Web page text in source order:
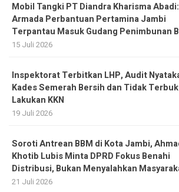
Mobil Tangki PT Diandra Kharisma Abadi:
Armada Perbantuan Pertamina Jambi
Terpantau Masuk Gudang Penimbunan
15 Juli 2026
Inspektorat Terbitkan LHP, Audit
Kades Semerah Bersih dan Tidak
Lakukan KKN
19 Juli 2026
Soroti Antrean BBM di Kota Jambi,
Khotib Lubis Minta DPRD Fokus Benahi
Distribusi, Bukan Menyalahkan
21 Juli 2026